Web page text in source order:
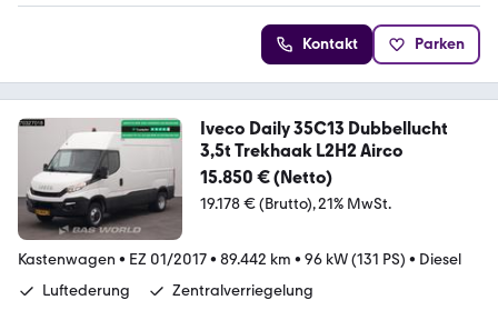
Kontakt Parken
Iveco Daily 35C13 Dubbellucht
3,5t Trekhaak L2H2 Airco
15.850 € (Netto)
19.178 € (Brutto) 21% MwSt.
Kastenwagen • EZ 01/2017• 89.442 km • 96 kW (131 PS) • Diesel
Luftederung
Zentralverriegelung